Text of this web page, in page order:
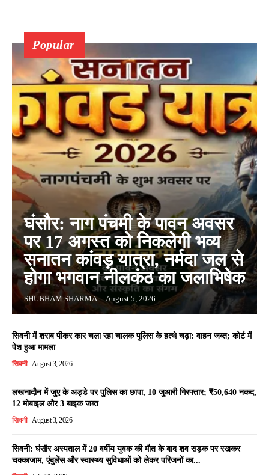
Popular
घंसौर: नाग पंचमी के पावन अवसर
पर 17 अगस्त को निकलेगी भव्य
सनातन कांवड़ यात्रा, नर्मदा जल से
होगा भगवान नीलकंठ का जलाभिषेक
SHUBHAM SHARMA - August 5, 2026
सिवनी में शराब पीकर कार चला रहा चालक पुलिस के हत्थे चढ़ा: वाहन जब्त; कोर्ट में
पेश हुआ मामला
सिवनी August 3, 2026
लखनादौन में जुए के अड्डे पर पुलिस का छापा, 10 जुआरी गिरफ्तार; ₹50,640 नकद,
12 मोबाइल और 3 बाइक जब्त
सिवनी August 3, 2026
सिवनी: घंसौर अस्पताल में 20 वर्षीय युवक की मौत के बाद शव सड़क पर रखकर
चक्काजाम, एंबुलेंस और स्वास्थ्य सुविधाओं को लेकर परिजनों का...